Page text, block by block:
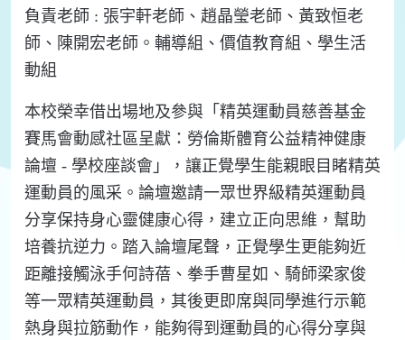
負責老師 : 張宇軒老師 、 趙晶瑩老師 、 黃致恒老
師 、 陳 開宏老師 。 輔導組 、 價值教育組 、 學生活
動組
本校榮幸借出場地及參與「精英運動員慈善基金
賽馬會動感社區呈獻：勞倫斯體育公益精神健康
論壇 - 學校座談會」，讓正覺學生能親眼目睹精英
運動員的風采。論壇邀請一眾世界級精英運動員
分享保持身心靈健康心得，建立正向思維，幫助
培養抗逆力。踏入論壇尾聲，正覺學生更能夠近
距離接觸泳手何詩蓓、拳手曹星如、騎師梁家俊
等一眾精英運動員，其後更即席與同學進行示範
熱身與拉筋動作，能夠得到運動員的心得分享與